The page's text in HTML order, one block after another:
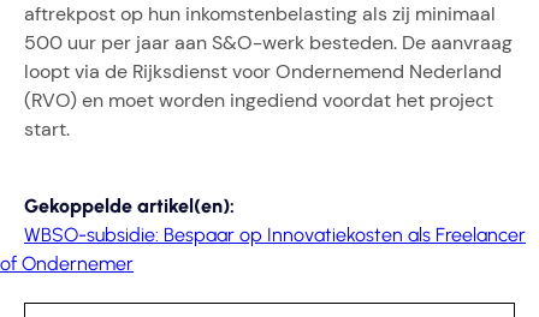
aftrekpost op hun inkomstenbelasting als zij minimaal
500 uur per jaar aan S&O-werk besteden. De aanvraag
loopt via de Rijksdienst voor Ondernemend Nederland
(RVO) en moet worden ingediend voordat het project
start.
Gekoppelde artikel(en):
WBSO-subsidie: Bespaar op Innovatiekosten als Freelancer
of Ondernemer